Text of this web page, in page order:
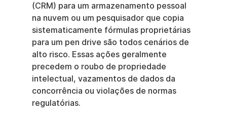
(CRM) para um armazenamento pessoal
na nuvem ou um pesquisador que copia
sistematicamente fórmulas proprietárias
para um pen drive são todos cenários de
alto risco. Essas ações geralmente
precedem o roubo de propriedade
intelectual, vazamentos de dados da
concorrência ou violações de normas
regulatórias.